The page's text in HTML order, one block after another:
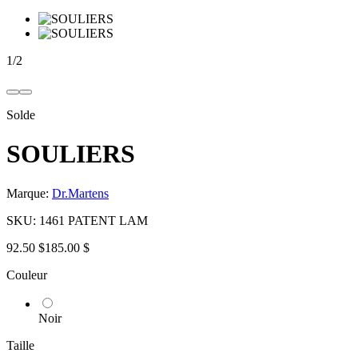
1/2
Solde
SOULIERS
Marque: Dr.Martens
SKU: 1461 PATENT LAM
92.50 $185.00 $
Couleur
Noir
Taille